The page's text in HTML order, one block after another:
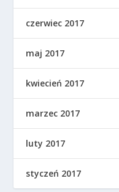
czerwiec 2017
maj 2017
kwiecień 2017
marzec 2017
luty 2017
styczeń 2017